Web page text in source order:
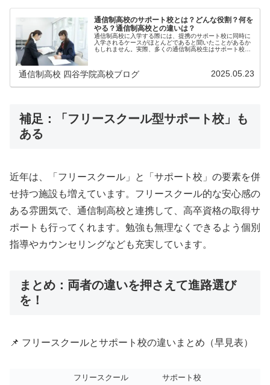
通信制高校のサポート校とは？どんな役割？何を
やる？通信制高校との違いは？
通信制高校に入学する際には、提携のサポート校に同時に
入学されるケースがほとんどであると聞いたことがあるか
もしれません。実際、多くの通信制高校生はサポート校に
通信制高校 四谷学院高校ブログ 2025.05.23
補足：「フリースクール型サポート校」も
ある
近年は、「フリースクール」と「サポート校」の要素を併
せ持つ施設も増えています。フリースクール的な安心感の
ある雰囲気で、通信制高校と連携して、高卒資格の取得サ
ポートも行ってくれます。勉強も無理なくできるよう個別
指導やカウンセリングなども充実しています。
まとめ：両者の違いを押さえて進路選び
を！
📌 フリースクールとサポート校の違いまとめ（早見表）
フリースクール サポート校